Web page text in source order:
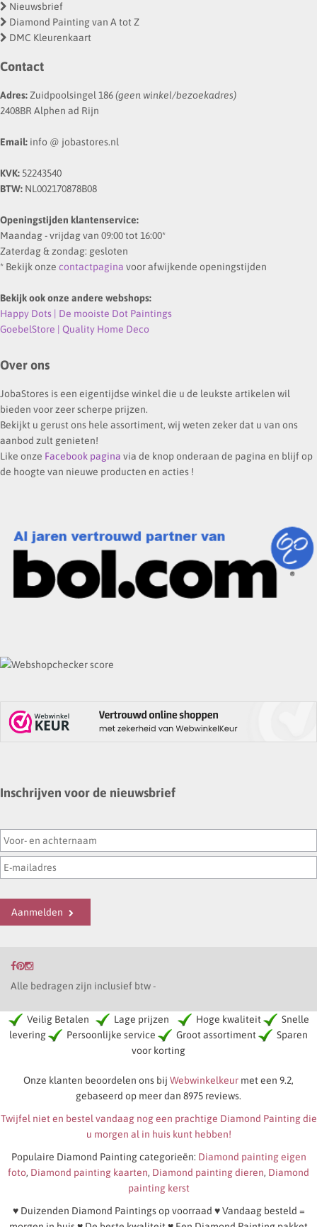
Nieuwsbrief
Diamond Painting van A tot Z
DMC Kleurenkaart
Contact
Adres:Zuidpoolsingel 186(geen winkel/bezoekadres)
2408BR Alphen ad Rijn
Email: info @ jobastores.nl
KVK:52243540
BTW: NL002170878B08
Openingstijden klantenservice:
Maandag - vrijdag van 09:00 tot 16:00*
Zaterdag & zondag: gesloten
* Bekijk onze contactpagina voor afwijkende openingstijden
Bekijk ook onze andere webshops:
Happy Dots | De mooiste Dot Paintings
GoebelStore | Quality Home Deco
Over ons
JobaStores is een eigentijdse winkel die u de leukste artikelen wil
bieden voor zeer scherpe prijzen.
Bekijkt u gerust ons hele assortiment, wij weten zeker dat u van ons
aanbod zult genieten!
Like onze Facebook pagina via de knop onderaan de pagina en blijf op
de hoogte van nieuwe producten en acties !
Inschrijven voor de nieuwsbrief
Aanmelden
Alle bedragen zijn inclusief btw -
Veilig Betalen Lage prijzen Hoge kwaliteit
Snelle
levering
Persoonlijke service Groot assortiment
Sparen
voor korting
Onze klanten beoordelen ons bij Webwinkelkeur met een 9.2,
gebaseerd op meer dan 8975 reviews.
Twijfel niet en bestel vandaag nog een prachtige Diamond Painting die
u morgen al in huis kunt hebben!
Populaire Diamond Painting categorieën: Diamond painting eigen
foto, Diamond painting kaarten, Diamond painting dieren, Diamond
painting kerst
♥ Duizenden Diamond Paintings op voorraad ♥ Vandaag besteld =